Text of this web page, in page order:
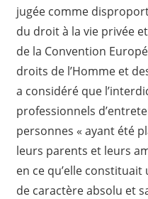
jugée comme
du droit à la vie privée
de la Convention
droits de l’Homme et
a considéré que
professionnels
personnes « ayant été
leurs parents et leurs
en ce qu’elle
de caractère absolu et